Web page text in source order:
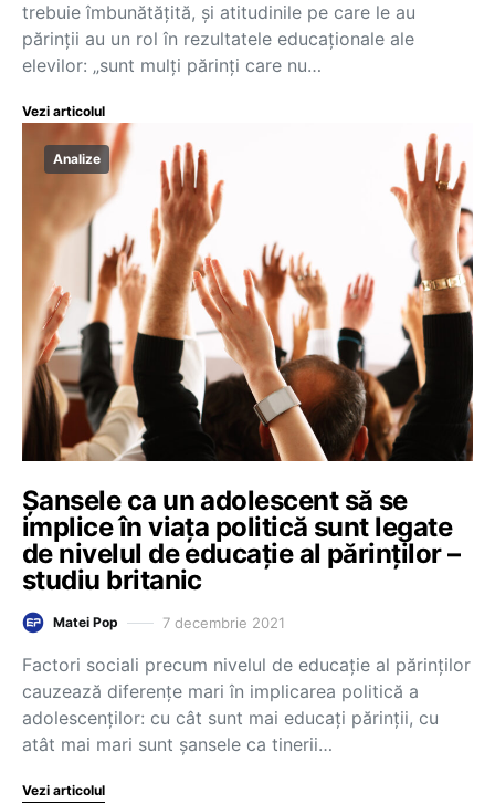
trebuie îmbunătățită, și atitudinile pe care le au
părinții au un rol în rezultatele educaționale ale
elevilor: „sunt mulți părinți care nu…
Vezi articolul
Analize
Șansele ca un adolescent să se
implice în viața politică sunt legate
de nivelul de educație al părinților –
studiu britanic
Matei Pop 7 decembrie 2021
Factori sociali precum nivelul de educație al părinților
cauzează diferențe mari în implicarea politică a
adolescenților: cu cât sunt mai educați părinții, cu
atât mai mari sunt șansele ca tinerii…
Vezi articolul